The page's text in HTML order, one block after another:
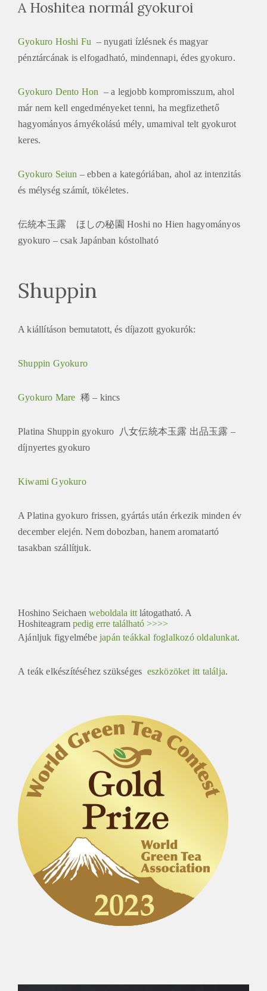
A Hoshitea normál gyokuroi
Gyokuro Hoshi Fu – nyugati ízlésnek és magyar
pénztárcának is elfogadható, mindennapi, édes gyokuro.
Gyokuro Dento Hon – a legjobb kompromisszum, ahol
már nem kell engedményeket tenni, ha megfizethető
hagyományos árnyékolású mély, umamival telt gyokurot
keres.
Gyokuro Seiun – ebben a kategóriában, ahol az intenzitás
és mélység számít, tökéletes.
伝統本玉露 ほしの秘園 Hoshi no Hien hagyományos
gyokuro – csak Japánban kóstolható
Shuppin
A kiállításon bemutatott, és díjazott gyokurók:
Shuppin Gyokuro
Gyokuro Mare 稀 – kincs
Platina Shuppin gyokuro 八女伝統本玉露 出品玉露 –
díjnyertes gyokuro
Kiwami Gyokuro
A Platina gyokuro frissen, gyártás után érkezik minden év
december elején. Nem dobozban, hanem aromatartó
tasakban szállítjuk.
Hoshino Seichaen weboldala itt látogatható. A
Hoshiteagram pedig erre található >>>>
Ajánljuk figyelmébejapán teákkal foglalkozó oldalunkat.
At​eák elkészítéséhez szükséges eszközöket itt találja.